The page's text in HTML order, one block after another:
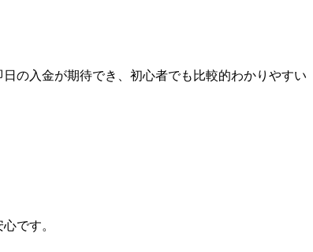
の入金が期待でき、初心者でも比較的わかりやすい
です。